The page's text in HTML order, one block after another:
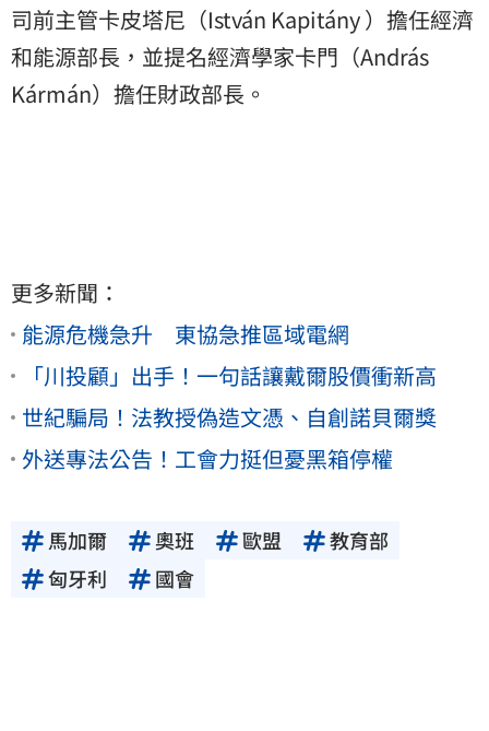
司前主管卡皮塔尼（István Kapitány ）擔任經濟
和能源部長，並提名經濟學家卡門（András
Kármán）擔任財政部長。
更多新聞：
能源危機急升 東協急推區域電網
「川投顧」出手！一句話讓戴爾股價衝新高
世紀騙局！法教授偽造文憑、自創諾貝爾獎
外送專法公告！工會力挺但憂黑箱停權
馬加爾 奧班 歐盟
教育部
匈牙利
國會